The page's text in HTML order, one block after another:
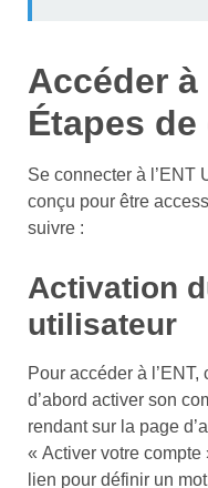
Accéder à
Étapes
Se connecter à l’ENT
conçu pour être
suivre :
Activation
utilisateur
Pour accéder à
d’abord activer son
rendant sur la page
« Activer votre
lien pour définir un